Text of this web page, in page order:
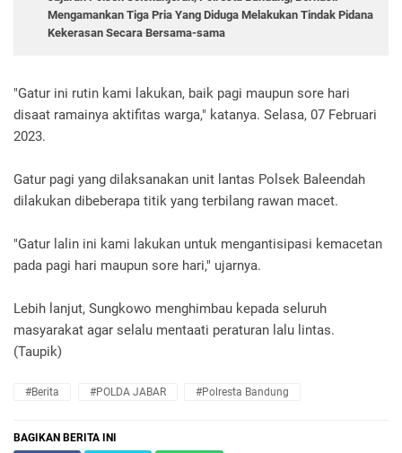
Mengamankan Tiga Pria Yang Diduga Melakukan Tindak Pidana
Kekerasan Secara Bersama-sama
"Gatur ini rutin kami lakukan, baik pagi maupun sore hari
disaat ramainya aktifitas warga," katanya. Selasa, 07 Februari
2023.
Gatur pagi yang dilaksanakan unit lantas Polsek Baleendah
dilakukan dibeberapa titik yang terbilang rawan macet.
"Gatur lalin ini kami lakukan untuk mengantisipasi kemacetan
pada pagi hari maupun sore hari," ujarnya.
Lebih lanjut, Sungkowo menghimbau kepada seluruh
masyarakat agar selalu mentaati peraturan lalu lintas.
(Taupik)
#Berita #POLDA JABAR #Polresta Bandung
BAGIKAN BERITA INI